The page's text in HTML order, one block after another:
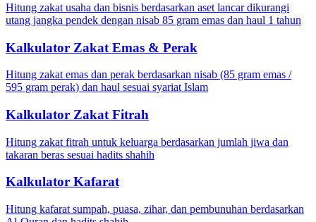
Hitung zakat usaha dan bisnis berdasarkan aset lancar dikurangi
utang jangka pendek dengan nisab 85 gram emas dan haul 1 tahun
Kalkulator Zakat Emas & Perak
Hitung zakat emas dan perak berdasarkan nisab (85 gram emas /
595 gram perak) dan haul sesuai syariat Islam
Kalkulator Zakat Fitrah
Hitung zakat fitrah untuk keluarga berdasarkan jumlah jiwa dan
takaran beras sesuai hadits shahih
Kalkulator Kafarat
Hitung kafarat sumpah, puasa, zihar, dan pembunuhan berdasarkan